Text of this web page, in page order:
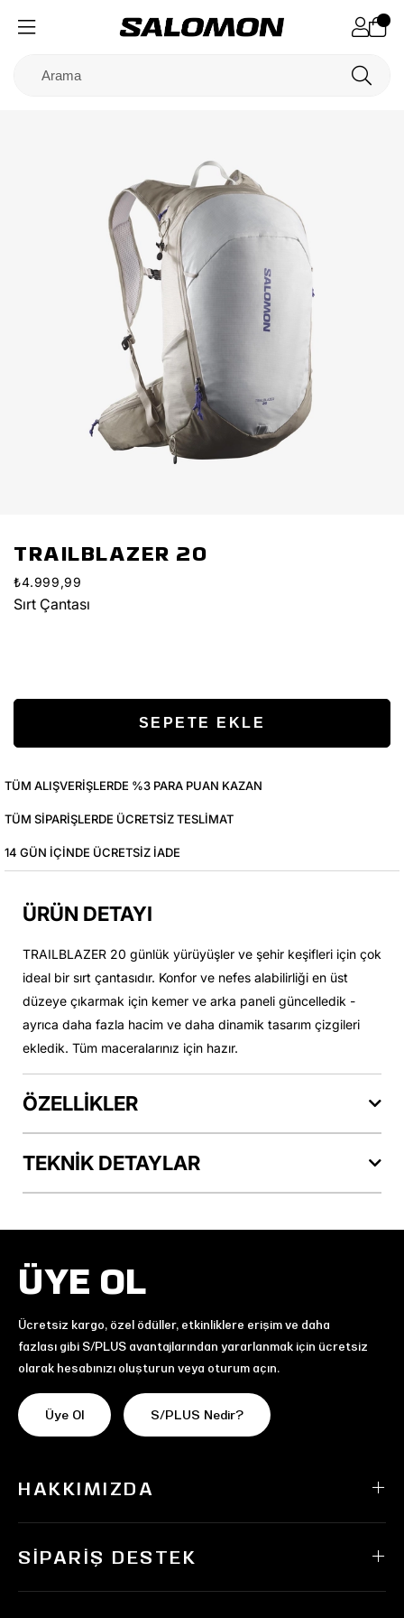
TRAILBLAZER 20
₺4.999,99
Sırt Çantası
TÜM ALIŞVERIŞLERDE %3 PARA PUAN KAZAN
TÜM SIPARIŞLERDE ÜCRETSIZ TESLIMAT
14 GÜN IÇINDE ÜCRETSIZ IADE
ÜRÜN DETAYI
TRAILBLAZER 20 günlük yürüyüşler ve şehir keşifleri için çok
ideal bir sırt çantasıdır. Konfor ve nefes alabilirliği en üst
düzeye çıkarmak için kemer ve arka paneli güncelledik -
ayrıca daha fazla hacim ve daha dinamik tasarım çizgileri
ekledik. Tüm maceralarınız için hazır.
ÖZELLİKLER
TEKNİK DETAYLAR
ÜYE OL
Ücretsiz kargo, özel ödüller, etkinliklere erişim ve daha
fazlası gibi S/PLUS avantajlarından yararlanmak için ücretsiz
olarak hesabınızı oluşturun veya oturum açın.
Üye Ol S/PLUS Nedir?
HAKKIMIZDA
SIPARIŞ DESTEK